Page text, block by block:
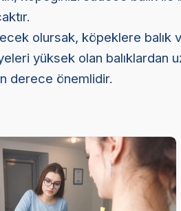
olursak, köpeklere
yüksek olan balıklardan
derece önemlidir.